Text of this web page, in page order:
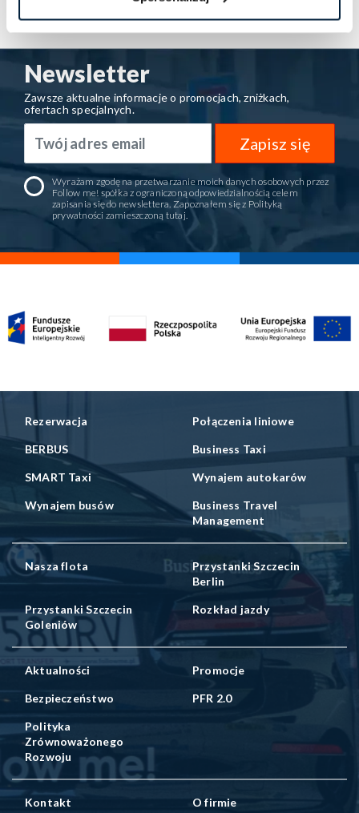
Newsletter
Zawsze aktualne informacje o promocjach, zniżkach,
ofertach specjalnych.
Zapisz się
Wyrażam zgodę na przetwarzanie moich danych osobowych przez
Follow me! spółka z ograniczoną odpowiedzialnością celem
zapisania się do newslettera. Zapoznałem się z Polityką
prywatności zamieszczoną tutaj.
Rezerwacja Połączenia liniowe
BERBUS Business Taxi
SMART Taxi Wynajem autokarów
Wynajem busów
Business Travel
Management
Nasza flota
Przystanki Szczecin
Berlin
Przystanki Szczecin
Goleniów
Rozkład jazdy
Aktualności Promocje
Bezpieczeństwo PFR 2.0
Polityka
Zrównoważonego
Rozwoju
Kontakt O firmie